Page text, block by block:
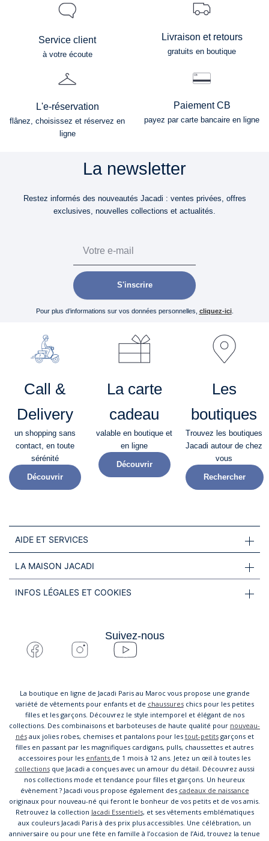
Service client
à votre écoute
Livraison et retours
gratuits en boutique
L'e-réservation
flânez, choisissez et réservez en
ligne
Paiement CB
payez par carte bancaire en ligne
La newsletter
Restez informés des nouveautés Jacadi : ventes privées, offres
exclusives, nouvelles collections et actualités.
S'inscrire
Pour plus d’informations sur vos données personnelles, cliquez-ici.
Call &
Delivery
un shopping sans
contact, en toute
sérénité​
Découvrir
La carte
cadeau
valable en boutique et
en ligne
Découvrir
Les
boutiques
Trouvez les boutiques
Jacadi autour de chez
vous
Rechercher
AIDE ET SERVICES
LA MAISON JACADI
INFOS LÉGALES ET COOKIES
Suivez-nous
La boutique en ligne de Jacadi Paris au Maroc vous propose une grande
variété de vêtements pour enfants et de chaussureschics pour les petites
filles et les garçons. Découvrez le style intemporel et élégant de nos
collections. Des combinaisons et barboteuses de haute qualité pour nouveau-
nésaux jolies robes, chemises et pantalons pour les tout-petitsgarçons et
filles en passant par les magnifiques cardigans, pulls, chaussettes et autres
accessoires pour les enfants de 1 mois à 12 ans. Jetez un œil à toutes les
collectionsque Jacadi a conçues avec un amour du détail. Découvrez aussi
nos collections mode et tendance pour filles et garçons. Un heureux
évènement ? Jacadi vous propose également des cadeaux de naissance
originaux pour nouveau-né qui feront le bonheur de vos petits et de vos amis.
Retrouvez la collection Jacadi Essentiels, et ses vêtements emblématiques
aux couleurs Jacadi Paris à des prix plus accessibles. Une célébration, un
anniversaire ou pour une fête en famille à l’occasion de l’Aid, trouvez la tenue